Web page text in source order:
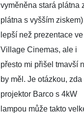
vyměněna stará plátna
plátna s vyšším ziskem)
lepší než prezentace ve
Village Cinemas, ale i
přesto mi přišel tmavší
by měl. Je otázkou, zda
projektor Barco s 4kW
lampou může takto